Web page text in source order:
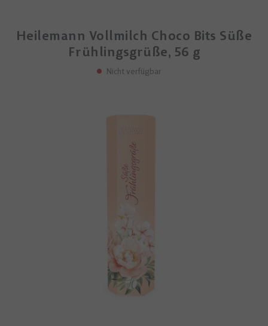
Heilemann Vollmilch Choco Bits Süße
Frühlingsgrüße, 56 g
Nicht verfügbar